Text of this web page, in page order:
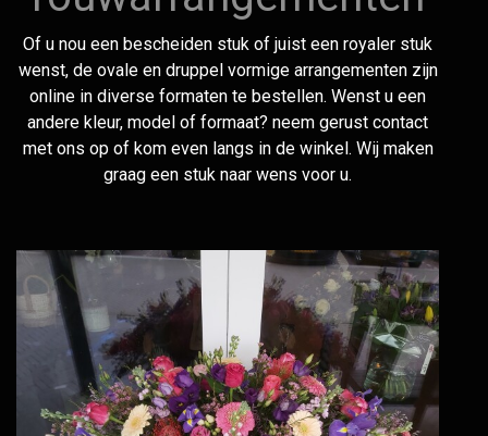
Of u nou een bescheiden stuk of juist een royaler stuk
wenst, de ovale en druppel vormige arrangementen zijn
online in diverse formaten te bestellen. Wenst u een
andere kleur, model of formaat? neem gerust contact
met ons op of kom even langs in de winkel. Wij maken
graag een stuk naar wens voor u.